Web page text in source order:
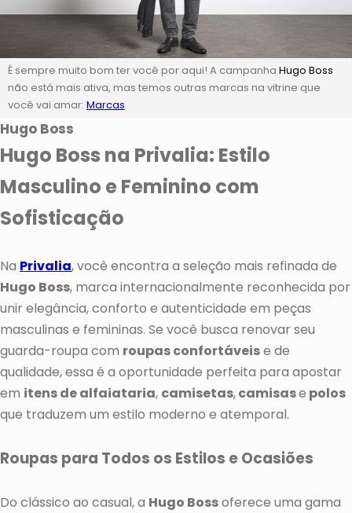
É sempre muito bom ter você por aqui! A campanha Hugo Boss
não está mais ativa, mas temos outras marcas na vitrine que
você vai amar: Marcas
Hugo Boss
Hugo Boss na Privalia: Estilo
Masculino e Feminino com
Sofisticação
Na Privalia, você encontra a seleção mais refinada de
Hugo Boss, marca internacionalmente reconhecida por
unir elegância, conforto e autenticidade em peças
masculinas e femininas. Se você busca renovar seu
guarda-roupa com roupas confortáveise de
qualidade, essa é a oportunidade perfeita para apostar
em itens de alfaiataria, camisetas,camisase polos
que traduzem um estilo moderno e atemporal.
Roupas para Todos os Estilos e Ocasiões
Do clássico ao casual, a Hugo Bossoferece uma gama